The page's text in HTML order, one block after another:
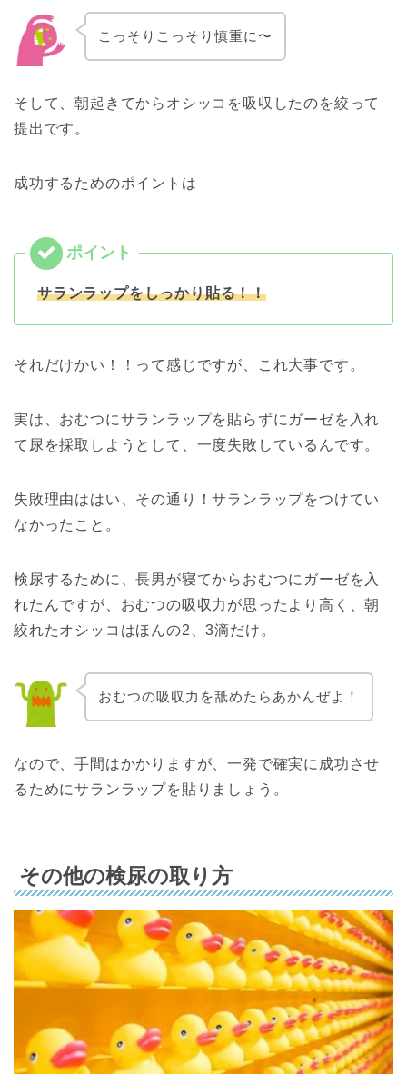
こっそりこっそり慎重に〜
そして、朝起きてからオシッコを吸収したのを絞って
提出です。
成功するためのポイントは
サランラップをしっかり貼る！！
それだけかい！！って感じですが、これ大事です。
実は、おむつにサランラップを貼らずにガーゼを入れ
て尿を採取しようとして、一度失敗しているんです。
失敗理由ははい、その通り！サランラップをつけてい
なかったこと。
検尿するために、長男が寝てからおむつにガーゼを入
れたんですが、おむつの吸収力が思ったより高く、朝
絞れたオシッコはほんの2、3滴だけ。
おむつの吸収力を舐めたらあかんぜよ！
なので、手間はかかりますが、一発で確実に成功させ
るためにサランラップを貼りましょう。
その他の検尿の取り方